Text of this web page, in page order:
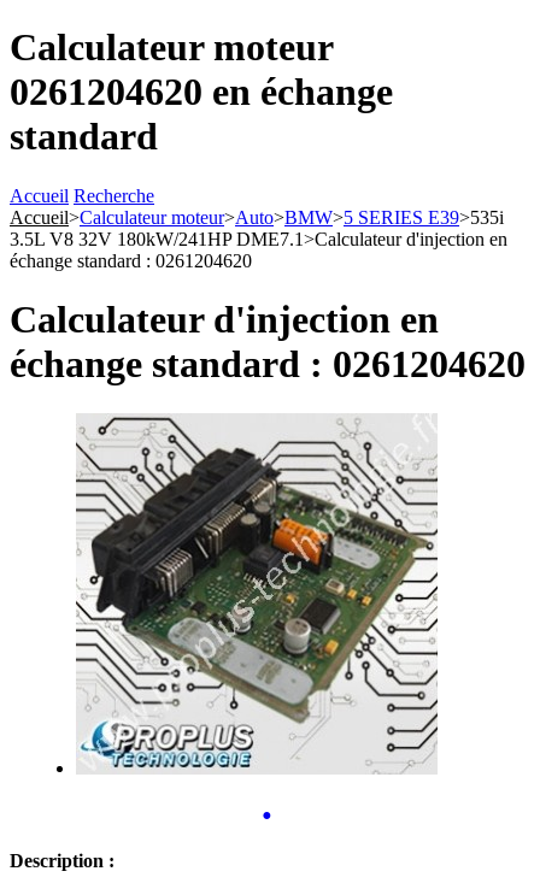
Calculateur moteur
0261204620 en échange
standard
Accueil Recherche
Accueil>Calculateur moteur>Auto>BMW>5 SERIES E39>535i
3.5L V8 32V 180kW/241HP DME7.1>Calculateur d'injection en
échange standard : 0261204620
Calculateur d'injection en
échange standard : 0261204620
•
Description :